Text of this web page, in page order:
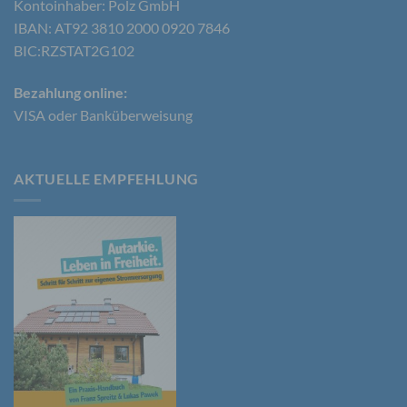
Kontoinhaber: Polz GmbH
IBAN: AT92 3810 2000 0920 7846
BIC:RZSTAT2G102
Bezahlung online:
VISA oder Banküberweisung
AKTUELLE EMPFEHLUNG
e) Profiling
Profiling ist jede Art der automatisierten
Verarbeitung personenbezogener Daten, die darin
beziehen, zu bewerten, insbesondere, um Aspekte
bezüglich Arbeitsleistung, wirtschaftlicher Lage,
Gesundheit, persönlicher Vorlieben, Interessen,
Ortswechsel dieser natürlichen Person zu
analysieren oder vorherzusagen.
f) Pseudonymisierung
Pseudonymisierung ist die Verarbeitung
personenbezogener Daten in einer Weise, auf